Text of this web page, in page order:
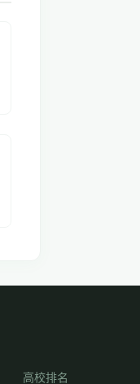
高校排名